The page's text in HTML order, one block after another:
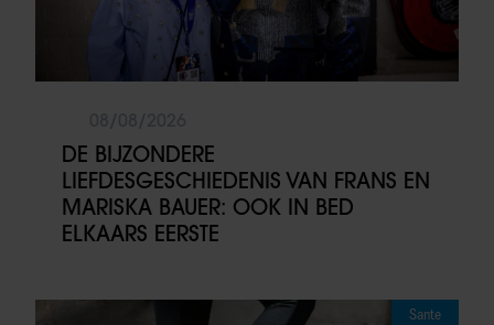
DE BIJZONDERE
LIEFDESGESCHIEDENIS VAN FRANS EN
MARISKA BAUER: OOK IN BED
ELKAARS EERSTE
Sante